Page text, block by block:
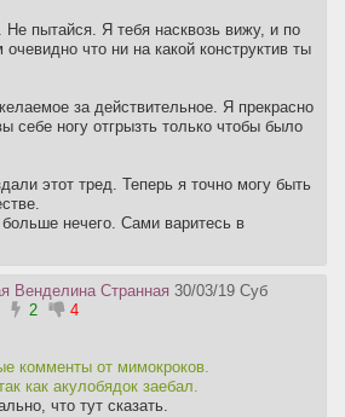
пытайся. Я тебя насквозь вижу, и по
что ни на какой конструктив ты
за действительное. Я прекрасно
себе ногу отгрызть только чтобы было
этот тред. Теперь я точно могу быть
нечего. Сами варитесь в
Венделина Странная 30/03/19 Суб
2 4
комменты от мимокроков.
как акулобядок заебал.
что тут сказать.